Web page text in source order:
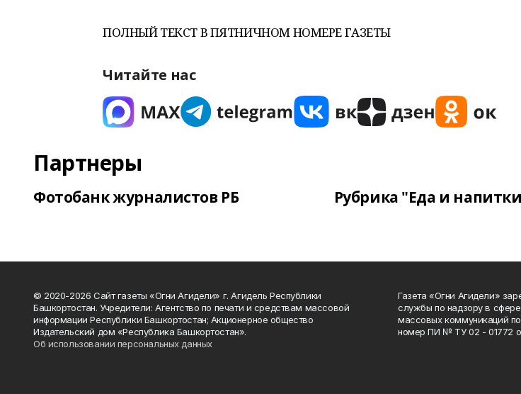
ПОЛНЫЙ ТЕКСТ В ПЯТНИЧНОМ НОМЕРЕ ГАЗЕТЫ
Читайте нас
Партнеры
Фотобанк журналистов РБ Рубрика "Еда и
© 2020-2026 Сайт газеты «Огни Агидели» г. Агидель Республики
Башкортостан. Учредители: Агентство по печати и средствам массовой
информации Республики Башкортостан; Акционерное общество
Издательский дом «Республика Башкортостан».
Об использовании персональных данных
Газета «Огни Агидели»
службы по надзору в
массовых коммуникаций
номер ПИ № ТУ 02 - 01772